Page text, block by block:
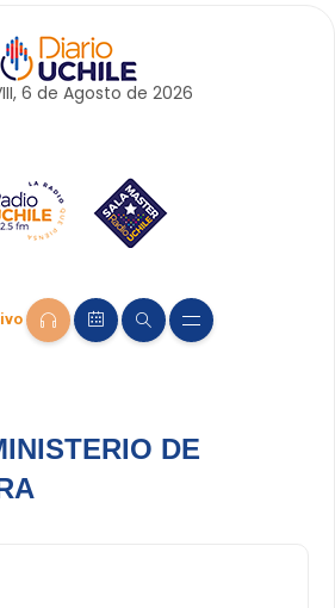
6 de Agosto de 2026
DE